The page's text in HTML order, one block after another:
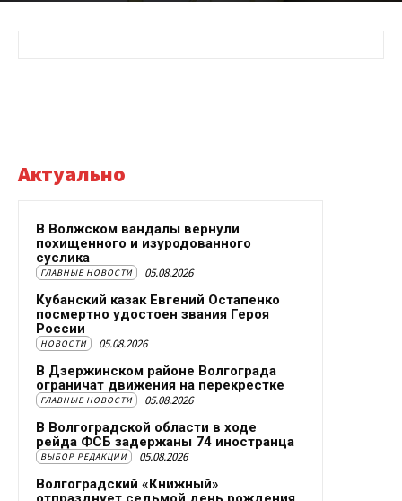
Актуально
В Волжском вандалы вернули
похищенного и изуродованного
суслика
ГЛАВНЫЕ НОВОСТИ 05.08.2026
Кубанский казак Евгений Остапенко
посмертно удостоен звания Героя
России
НОВОСТИ 05.08.2026
В Дзержинском районе Волгограда
ограничат движения на перекрестке
ГЛАВНЫЕ НОВОСТИ 05.08.2026
В Волгоградской области в ходе
рейда ФСБ задержаны 74 иностранца
ВЫБОР РЕДАКЦИИ 05.08.2026
Волгоградский «Книжный»